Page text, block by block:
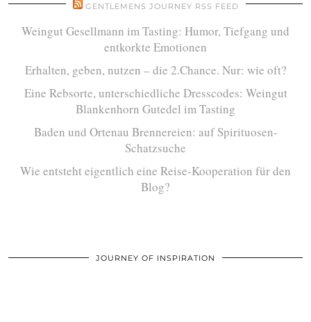
GENTLEMENS JOURNEY RSS FEED
Weingut Gesellmann im Tasting: Humor, Tiefgang und
entkorkte Emotionen
Erhalten, geben, nutzen – die 2.Chance. Nur: wie oft?
Eine Rebsorte, unterschiedliche Dresscodes: Weingut
Blankenhorn Gutedel im Tasting
Baden und Ortenau Brennereien: auf Spirituosen-
Schatzsuche
Wie entsteht eigentlich eine Reise-Kooperation für den
Blog?
JOURNEY OF INSPIRATION